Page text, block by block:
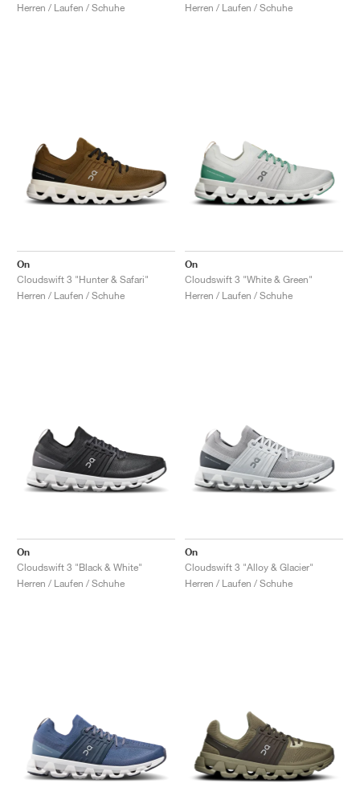
Herren / Laufen / Schuhe
Herren / Laufen / Schuhe
On
Cloudswift 3 "Hunter & Safari"
Herren / Laufen / Schuhe
On
Cloudswift 3 "White & Green"
Herren / Laufen / Schuhe
On
Cloudswift 3 "Black & White"
Herren / Laufen / Schuhe
On
Cloudswift 3 "Alloy & Glacier"
Herren / Laufen / Schuhe